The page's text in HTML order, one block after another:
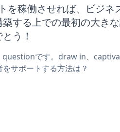
稼働させれば、ビジネ
する上での最初の大き
う！
questionです。draw in、
サポートする方法は？